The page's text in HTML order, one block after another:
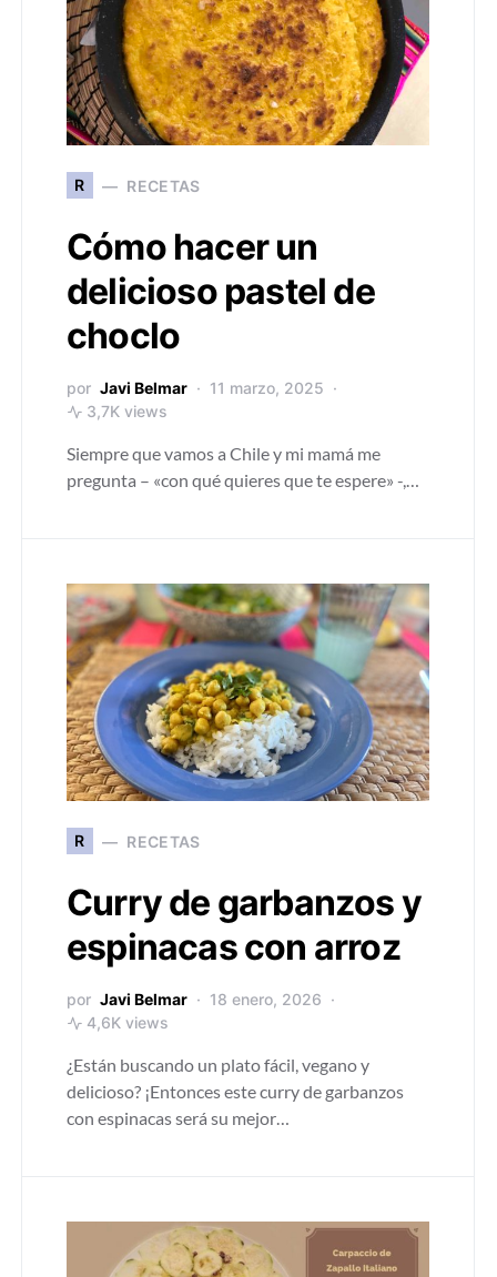
R RECETAS
Cómo hacer un
delicioso pastel de
choclo
por Javi Belmar
11 marzo, 2025
3,7K views
Siempre que vamos a Chile y mi mamá me
pregunta – «con qué quieres que te espere» -,…
R RECETAS
Curry de garbanzos y
espinacas con arroz
por Javi Belmar
18 enero, 2026
4,6K views
¿Están buscando un plato fácil, vegano y
delicioso? ¡Entonces este curry de garbanzos
con espinacas será su mejor…